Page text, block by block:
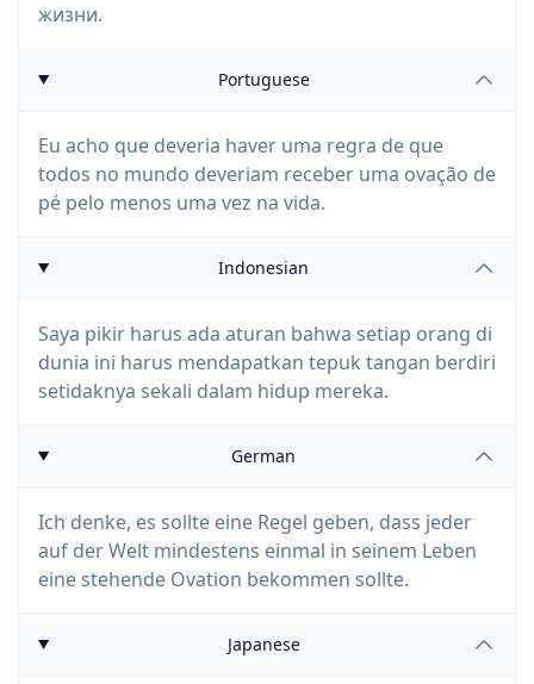
жизни.
Portuguese
Eu acho que deveria haver uma regra de que
todos no mundo deveriam receber uma ovação de
pé pelo menos uma vez na vida.
Indonesian
Saya pikir harus ada aturan bahwa setiap orang di
dunia ini harus mendapatkan tepuk tangan berdiri
setidaknya sekali dalam hidup mereka.
German
Ich denke, es sollte eine Regel geben, dass jeder
auf der Welt mindestens einmal in seinem Leben
eine stehende Ovation bekommen sollte.
Japanese